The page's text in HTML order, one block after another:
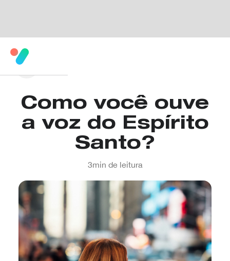
Como você ouve
a voz do Espírito
Santo?
3min de leitura